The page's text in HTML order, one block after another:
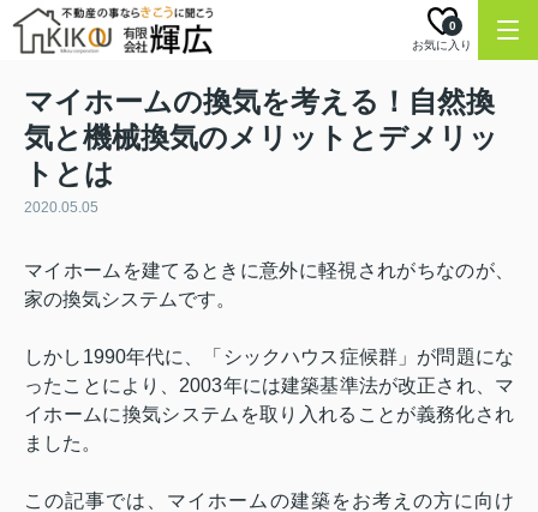
お気に入り
0
マイホームの換気を考える！自然換
気と機械換気のメリットとデメリッ
トとは
2020.05.05
マイホームを建てるときに意外に軽視されがちなのが、
家の換気システムです。
しかし 1990年代に、「シックハウス症候群」が問題にな
ったことにより、 2003年には建築基準法が改正され、マ
イホームに換気システムを取り入れることが義務化され
ました。
この記事では、マイホームの建築をお考えの方に向け